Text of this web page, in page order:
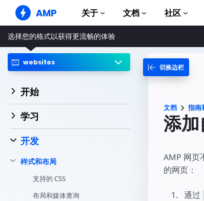
AMP 关于
AMP 网站
打造完美网络体验
Web Stories
简单易懂，老少皆宜
网络上的超快广告
AMP 电子邮件
文档
指南和教程
AMP 使用入门
完整的 AMP 库
示例
课程
通过免费课程学
可以立即使用
社区
选择您的格式以获得更流畅的体验
websites
开始
学习
开发
样式和布局
支持的 CSS
布局和媒体查询
切换边栏
文档 指南
添
AMP 网页
的网页：
通过